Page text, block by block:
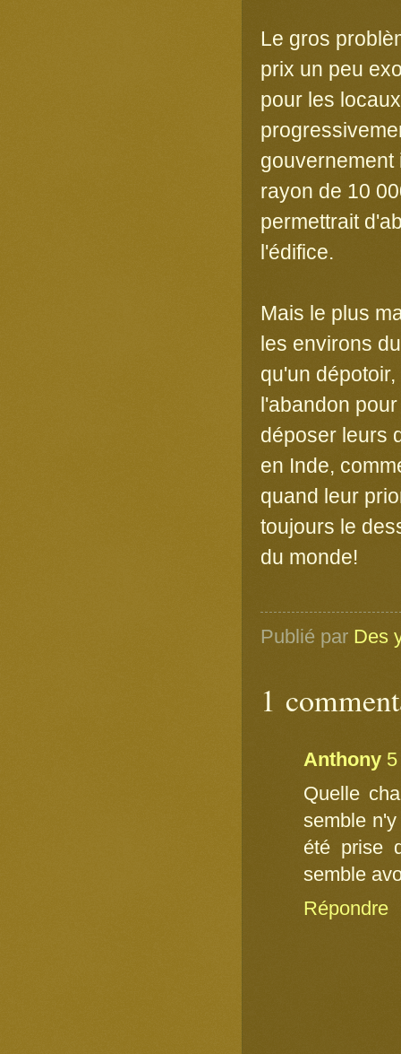
Le gros
prix un peu
pour les
gouvernement
rayon de 10
permettrait
l'édifice.
Mais le plus
les environs
qu'un
l'abandon
déposer leurs
en Inde,
quand leur
toujours le
du monde!
Publié par Des
1
Anthony
Quelle
semble
été prise
semble
Répondre